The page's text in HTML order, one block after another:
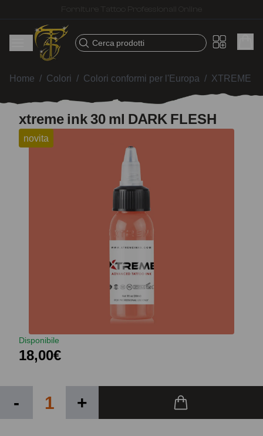
Cerca prodotti
Home / Colori / Colori conformi per l'Europa / XTREME
xtreme ink 30 ml DARK FLESH
novita
Disponibile
18,00€
- +